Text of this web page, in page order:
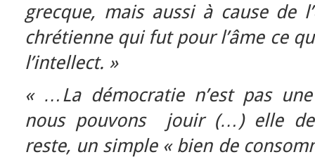
grecque, mais aussi à cause de
chrétienne qui fut pour l’âme ce
l’intellect. »
« …La démocratie n’est pas
nous pouvons jouir (…) elle
reste, un simple « bien de